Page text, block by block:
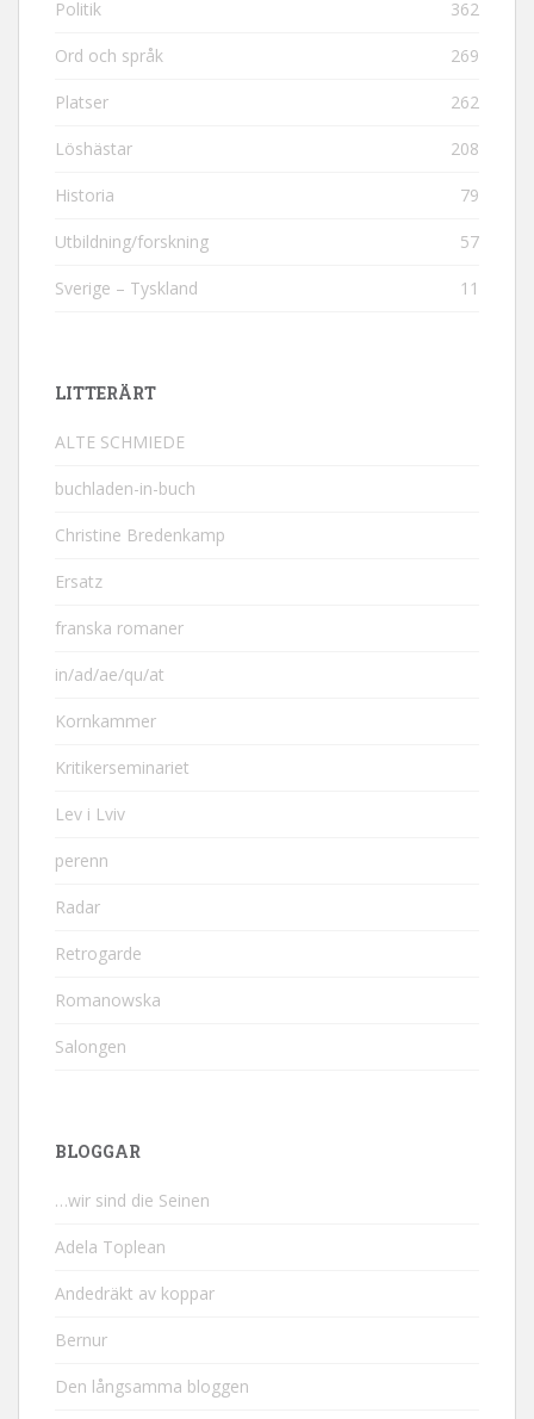
Politik 362
Ord och språk 269
Platser 262
Löshästar 208
Historia 79
Utbildning/forskning 57
Sverige – Tyskland 11
LITTERÄRT
ALTE SCHMIEDE
buchladen-in-buch
Christine Bredenkamp
Ersatz
franska romaner
in/ad/ae/qu/at
Kornkammer
Kritikerseminariet
Lev i Lviv
perenn
Radar
Retrogarde
Romanowska
Salongen
BLOGGAR
…wir sind die Seinen
Adela Toplean
Andedräkt av koppar
Bernur
Den långsamma bloggen